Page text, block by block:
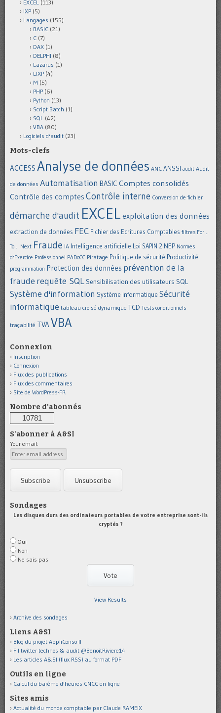
EXCEL (113)
IXP (5)
Langages (155)
BASIC (21)
C (7)
DAX (1)
DELPHI (8)
Lazarus (1)
LIXP (4)
M (5)
PHP (6)
Python (13)
Script Batch (1)
SQL (42)
VBA (80)
Logiciels d'audit (23)
Mots-clefs
ACCESS Analyse de données ANC ANSSI audit Audit
de données Automatisation BASIC Comptes consolidés
Contrôle des comptes Contrôle interne Conversion de fichier
démarche d'audit EXCEL exploitation des données
extraction de données FEC Fichier des Ecritures Comptables filtres For...
To... Next Fraude IA Intelligence artificielle Loi SAPIN 2 NEP Normes
d'Exercice Professionnel PADoCC Piratage Politique de sécurité Productivité
programmation Protection des données prévention de la
fraude requête SQL Sensibilisation des utilisateurs SQL
Système d'information Système informatique Sécurité
informatique tableau croisé dynamique TCD Tests conditionnels
traçabilité TVAVBA
Connexion
Inscription
Connexion
Flux des publications
Flux des commentaires
Site de WordPress-FR
Nombre d'abonnés
10781
S'abonner à A&SI
Your email:
Sondages
Les disques durs des ordinateurs portables de votre entreprise sont-ils
cryptés ?
Oui
Non
Ne sais pas
View Results
Archive des sondages
Liens A&SI
Blog du projet AppliConso II
Fil twitter technos & audit @BenoitRiviere14
Les articles A&SI (flux RSS) au format PDF
Outils en ligne
Calcul du barème d'heures CNCC en ligne
Sites amis
Actualité du monde comptable par Claude RAMEIX